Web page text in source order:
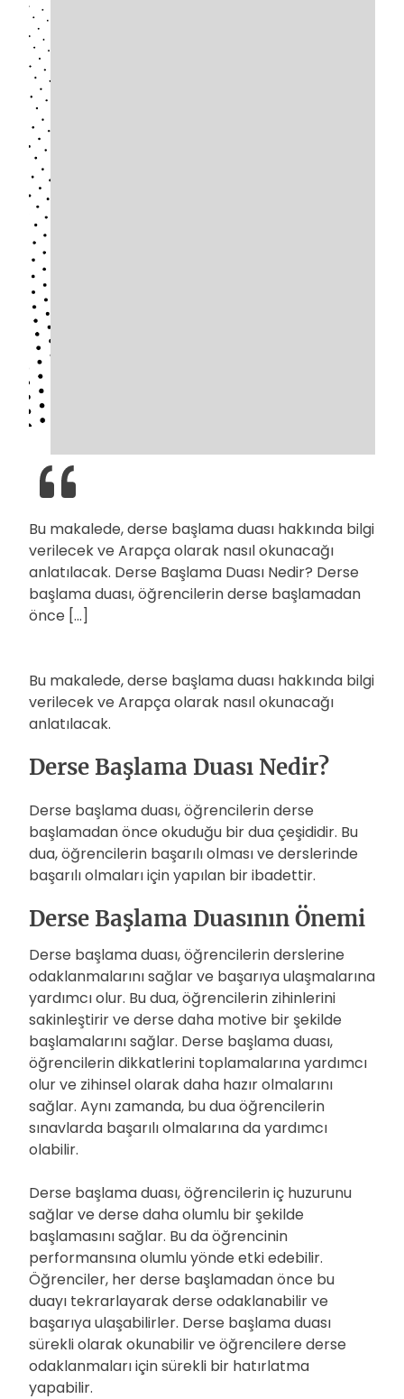
Bu makalede, derse başlama duası hakkında bilgi
verilecek ve Arapça olarak nasıl okunacağı
anlatılacak. Derse Başlama Duası Nedir? Derse
başlama duası, öğrencilerin derse başlamadan
önce […]
Bu makalede, derse başlama duası hakkında bilgi
verilecek ve Arapça olarak nasıl okunacağı
anlatılacak.
Derse Başlama Duası Nedir?
Derse başlama duası, öğrencilerin derse
başlamadan önce okuduğu bir dua çeşididir. Bu
dua, öğrencilerin başarılı olması ve derslerinde
başarılı olmaları için yapılan bir ibadettir.
Derse Başlama Duasının Önemi
Derse başlama duası, öğrencilerin derslerine
odaklanmalarını sağlar ve başarıya ulaşmalarına
yardımcı olur. Bu dua, öğrencilerin zihinlerini
sakinleştirir ve derse daha motive bir şekilde
başlamalarını sağlar. Derse başlama duası,
öğrencilerin dikkatlerini toplamalarına yardımcı
olur ve zihinsel olarak daha hazır olmalarını
sağlar. Aynı zamanda, bu dua öğrencilerin
sınavlarda başarılı olmalarına da yardımcı
olabilir.
Derse başlama duası, öğrencilerin iç huzurunu
sağlar ve derse daha olumlu bir şekilde
başlamasını sağlar. Bu da öğrencinin
performansına olumlu yönde etki edebilir.
Öğrenciler, her derse başlamadan önce bu
duayı tekrarlayarak derse odaklanabilir ve
başarıya ulaşabilirler. Derse başlama duası
sürekli olarak okunabilir ve öğrencilere derse
odaklanmaları için sürekli bir hatırlatma
yapabilir.